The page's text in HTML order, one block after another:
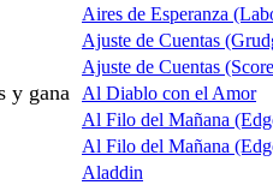
y gana
Aires de Esperanza
Ajuste de Cuentas
Ajuste de Cuentas
Al Diablo con el Amor
Al Filo del Mañana
Al Filo del Mañana
Aladdin